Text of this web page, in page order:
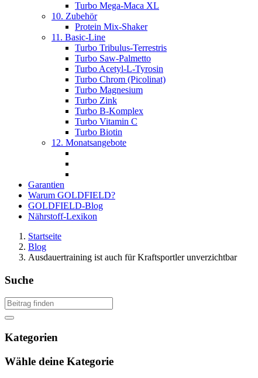
Turbo Mega-Maca XL
10. Zubehör
Protein Mix-Shaker
11. Basic-Line
Turbo Tribulus-Terrestris
Turbo Saw-Palmetto
Turbo Acetyl-L-Tyrosin
Turbo Chrom (Picolinat)
Turbo Magnesium
Turbo Zink
Turbo B-Komplex
Turbo Vitamin C
Turbo Biotin
12. Monatsangebote
Garantien
Warum GOLDFIELD?
GOLDFIELD-Blog
Nährstoff-Lexikon
Startseite
Blog
Ausdauertraining ist auch für Kraftsportler unverzichtbar
Suche
Kategorien
Wähle deine Kategorie